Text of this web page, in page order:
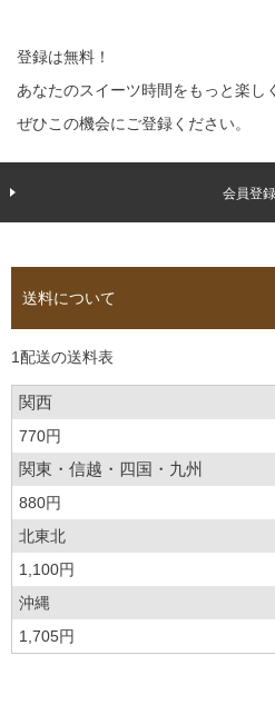
登録は無料！
あなたのスイーツ時間をもっと楽し
ぜひこの機会にご登録ください。
会員登録
送料について
1配送の送料表
関西
770円
関東・信越・四国・九州
880円
北東北
1,100円
沖縄
1,705円